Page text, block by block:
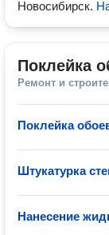
Новосибирск.
Поклейка
Ремонт и
Поклейка
Штукатурка
Нанесение